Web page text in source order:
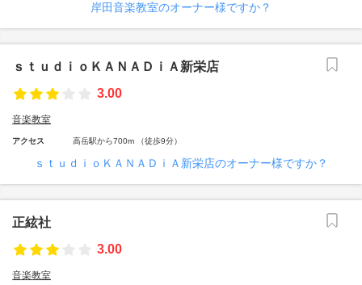
岸田音楽教室のオーナー様ですか？
ｓｔｕｄｉｏＫＡＮＡＤｉＡ新栄店
3.00
音楽教室
アクセス 高岳駅から700m （徒歩9分）
ｓｔｕｄｉｏＫＡＮＡＤｉＡ新栄店のオーナー様ですか？
正絃社
3.00
音楽教室